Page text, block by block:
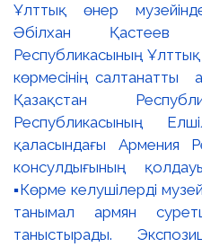
Ұлттық өнер
Әбілхан Қастеев
Республикасының
көрмесінің
Қазақстан
Республикасының
қаласындағы Армения
консулдығының
▪️Көрме келушілерді
танымал армян
таныстырады.